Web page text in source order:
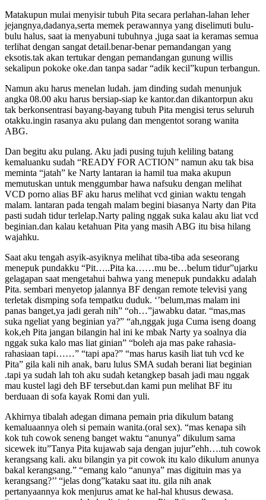
Matakupun mulai menyisir tubuh Pita secara perlahan-lahan leher
jejangnya,dadanya,serta memek perawannya yang diselimuti bulu-
bulu halus, saat ia menyabuni tubuhnya ,juga saat ia keramas semua
terlihat dengan sangat detail.benar-benar pemandangan yang
eksotis.tak akan tertukar dengan pemandangan gunung willis
sekalipun pokoke oke.dan tanpa sadar “adik kecil”kupun terbangun.
Namun aku harus menelan ludah. jam dinding sudah menunjuk
angka 08.00 aku harus bersiap-siap ke kantor.dan dikantorpun aku
tak berkonsentrasi bayang-bayang tubuh Pita mengisi terus seluruh
otakku.ingin rasanya aku pulang dan mengentot sorang wanita
ABG.
Dan begitu aku pulang. Aku jadi pusing tujuh keliling batang
kemaluanku sudah “READY FOR ACTION” namun aku tak bisa
meminta “jatah” ke Narty lantaran ia hamil tua maka akupun
memutuskan untuk menggumbar hawa nafsuku dengan melihat
VCD porno alias BF aku harus melihat vcd ginian waktu tengah
malam. lantaran pada tengah malam begini biasanya Narty dan Pita
pasti sudah tidur terlelap.Narty paling nggak suka kalau aku liat vcd
beginian.dan kalau ketahuan Pita yang masih ABG itu bisa hilang
wajahku.
Saat aku tengah asyik-asyiknya melihat tiba-tiba ada seseorang
menepuk pundakku “Pit…..Pita ka……mu be…belum tidur”ujarku
gelagapan saat mengetahui bahwa yang menepuk pundakku adalah
Pita. sembari menyetop jalannya BF dengan remote televisi yang
terletak dismping sofa tempatku duduk. ‘’belum,mas malam ini
panas banget,ya jadi gerah nih” “oh…”jawabku datar. “mas,mas
suka ngeliat yang beginian ya?” “ah,nggak juga Cuma iseng doang
kok,eh Pita jangan bilangin hal ini ke mbak Narty ya soalnya dia
nggak suka kalo mas liat ginian” “boleh aja mas pake rahasia-
rahasiaan tapi……” “tapi apa?” “mas harus kasih liat tuh vcd ke
Pita” gila kali nih anak, baru lulus SMA sudah berani liat beginian
.tapi ya sudah lah toh aku sudah ketangkep basah jadi mau nggak
mau kustel lagi deh BF tersebut.dan kami pun melihat BF itu
berduaan di sofa kayak Romi dan yuli.
Akhirnya tibalah adegan dimana pemain pria dikulum batang
kemaluaannya oleh si pemain wanita.(oral sex). “mas kenapa sih
kok tuh cowok seneng banget waktu “anunya” dikulum sama
sicewek itu”Tanya Pita kujawab saja dengan jujur”ehh….tuh cowok
kerangsang kali. aku bilangin ya pit cowok itu kalo dikulum anunya
bakal kerangsang.” “emang kalo “anunya” mas digituin mas ya
kerangsang?’’ “jelas dong”kataku saat itu. gila nih anak
pertanyaannya kok menjurus amat ke hal-hal khusus dewasa.